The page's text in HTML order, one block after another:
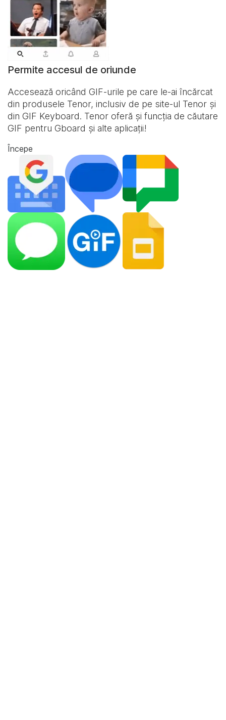
Permite accesul de oriunde
Accesează oricând GIF-urile pe care le-ai încărcat
din produsele Tenor, inclusiv de pe site-ul Tenor și
din GIF Keyboard. Tenor oferă și funcția de căutare
GIF pentru Gboard și alte aplicații!
Începe